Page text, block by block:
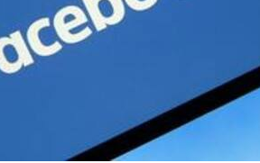
हैं पेज अनलाइक
दो तरीके हैं। पहला तरीका ये है